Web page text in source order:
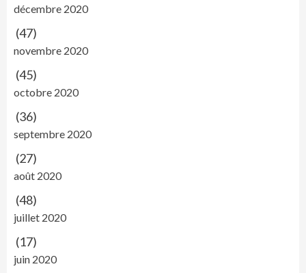
décembre 2020
(47)
novembre 2020
(45)
octobre 2020
(36)
septembre 2020
(27)
août 2020
(48)
juillet 2020
(17)
juin 2020